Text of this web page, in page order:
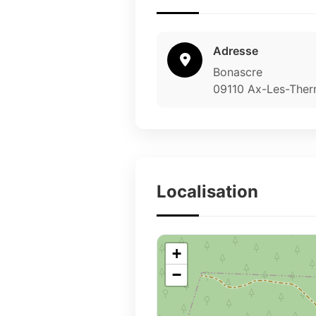
Adresse
Bonascre
09110 Ax-Les-
Localisation
+
−